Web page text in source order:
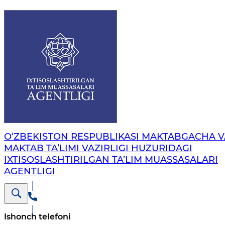
O‘ZBEKISTON RESPUBLIKASI MAKTABGACHA
MAKTAB TA’LIMI VAZIRLIGI HUZURIDAGI
IXTISOSLASHTIRILGAN TA’LIM MUASSASALARI
AGENTLIGI
Ishonch telefoni